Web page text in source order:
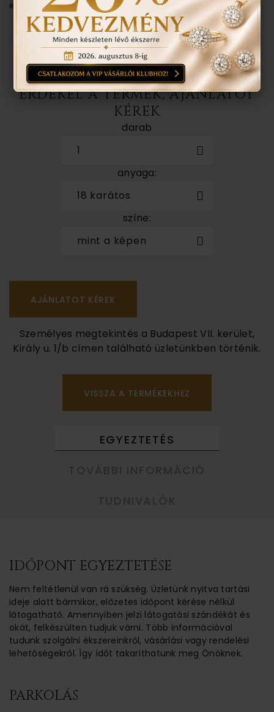
Évente 1 alkalommal ingyenes ellenőrzés,
rejtett károsodás történt-e , mozgó kő,
repedés a gyűrűn stb. Az általunk felfedezett
hibákat ingyenesen javítjuk.
ÉRDEKEL A TERMÉK, AJÁNLATOT
KÉREK
darab
1
anyaga:
18 karátos
színe:
mint a képen
Személyes megtekintés a Budapest VII. kerület,
Király u. 1/b címen található üzletünkben történik.
VISSZA A TERMÉKEKHEZ
EGYEZTETÉS
IDŐPONT EGYEZTETÉSE
Nem feltétlenül van rá szükség. Üzletünk nyitva tartási
ideje alatt bármikor, előzetes időpont kérése nélkül
látogatható. Amennyiben jelzi látogatási szándékát és
okát, felkészülten tudjuk várni. Több információval
tudunk szolgálni ékszereinkről, vásárlási vagy rendelési
lehetőségekről. Így ídőt takaríthatunk meg Önöknek.
PARKOLÁS